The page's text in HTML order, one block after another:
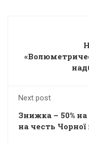
Next post
Знижка – 50%
на честь